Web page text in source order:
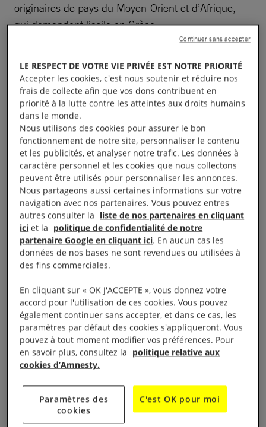
originaires de pays du Moyen-Orient et d’Afrique,
qui demandent l’asile en Grèce.
incendiesqui ont ravagé le camp de Moria sur l’île
voisine de Lesbos dans lequel les conditions de vie
sordides ont marqué les esprits. La Commission
européenne décide d’investir 276 millions d’euros
pour la création de cinq nouveaux centres. Le
centre de Samos est le premier à ouvrir ses
portes. L’UE fait alors une promesse : ces centres
bénéficieront de « meilleures conditions » de
détention.
Aujourd’hui, quatre ans après l’ouverture du centre
de Samos, notre enquête prouve que l’UE a
rapidement oublié sa promesse. Lors d’une visite en
décembre 2023, nous avons constaté un véritable
« cauchemar dystopique » :un camp sous haute
surveillance, dépourvu des infrastructures et des
services les plus élémentaires, où, sous prétexte
d’effectuer des procédures d’identification, les
autorités soumettent systématiquement les
personnes demandeuses d’asile à une détention
illégale et arbitraire. Des caméras de sécurité et des
barbelés ceinturent le centre, créant un
LE RESPECT DE VOTRE VIE PRIVÉE EST NOTRE PRIORITÉ
Accepter les cookies, c'est nous soutenir et réduire nos
frais de collecte afin que vos dons contribuent en
priorité à la lutte contre les atteintes aux droits humains
dans le monde.
Nous utilisons des cookies pour assurer le bon
fonctionnement de notre site, personnaliser le contenu
et les publicités, et analyser notre trafic. Les données à
caractère personnel et les cookies que nous collectons
peuvent être utilisés pour personnaliser les annonces.
Nous partageons aussi certaines informations sur votre
navigation avec nos partenaires. Vous pouvez entres
autres consulter la liste de nos partenaires en cliquant
ici et la politique de confidentialité de notre
partenaire Google en cliquant ici. En aucun cas les
données de nos bases ne sont revendues ou utilisées à
des fins commerciales.
En cliquant sur « OK J'ACCEPTE », vous donnez votre
accord pour l'utilisation de ces cookies. Vous pouvez
également continuer sans accepter, et dans ce cas, les
paramètres par défaut des cookies s'appliqueront. Vous
pouvez à tout moment modifier vos préférences. Pour
en savoir plus, consultez la politique relative aux
cookies d’Amnesty.
Paramètres des
cookies
C'est OK pour moi
Continuer sans accepter